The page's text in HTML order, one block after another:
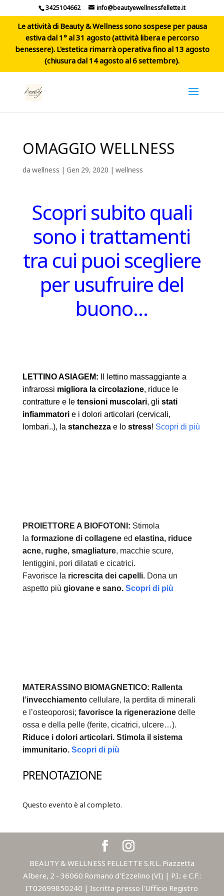
3425104662 info@beautyewellnessfellette.it
Le attività di Beauty & Wellness sono sospese per pausa
estiva dal 1° al 31 agosto (attività libera e percorso
benessere). L'estetica rimarrà operativa fino al 13 agosto
(chiusura dal 14 agosto al 6 settembre).
OMAGGIO WELLNESS
dawellness | Gen 29, 2020 | wellness
Scopri subito quali
sono i trattamenti
tra cui puoi scegliere
per usufruire del
buono…
LETTINO ASIAGEM:
Il lettino massaggiante a
infrarossi migliora la circolazione, riduce le
contratture e le tensioni muscolari, gli stati
infiammatori e i dolori articolari (cervicali,
lombari..), la stanchezzae lo stress! Scopri di più
PROIETTORE A BIOFOTONI: Stimola
la formazione di collagene ed elastina, riduce
acne, rughe, smagliature, macchie scure,
lentiggini, pori dilatati e cicatrici.
Favorisce la ricrescita dei capelli. Dona un
aspetto più giovane e sano. Scopri di più
MATERASSINO BIOMAGNETICO: Rallenta
l’invecchiamentocellulare, la perdita di minerali
e l’osteoporosi; favorisce la rigenerazionedelle
ossa e della pelle (ferite, cicatrici, ulcere…).
Riduce i dolori articolari. Stimola il sistema
immunitario. Scopri di più
PRENOTAZIONE
Questo evento è al completo.
BEAUTY & WELLNESS FELLETTE S.R.L. Piazzetta
Albere, 2 - 36060 Romano d'Ezzelino (VI) | P.I.: e C.F.:
IT02699850240 | Iscritta presso l'Ufficio Registro